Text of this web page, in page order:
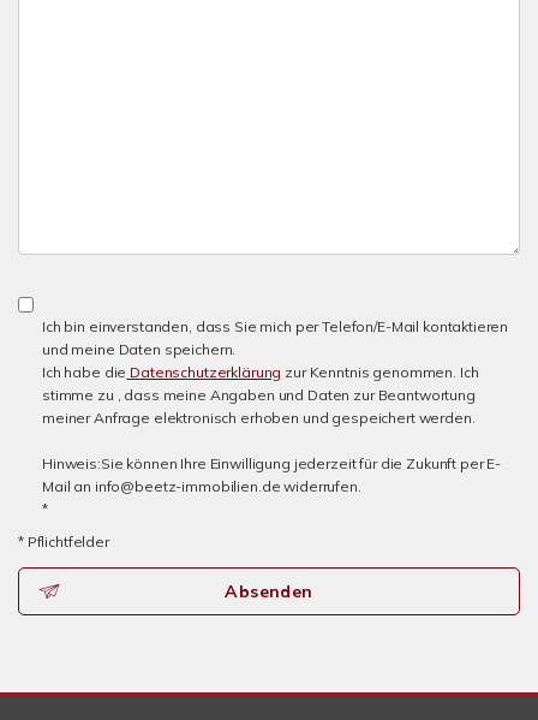
Ich bin einverstanden, dass Sie mich per Telefon/E-Mail kontaktieren
und meine Daten speichern.
Ich habe die Datenschutzerklärung zur Kenntnis genommen. Ich
stimme zu , dass meine Angaben und Daten zur Beantwortung
meiner Anfrage elektronisch erhoben und gespeichert werden.
Hinweis:Sie können Ihre Einwilligung jederzeit für die Zukunft per E-
Mail an info@beetz-immobilien.de widerrufen.
*
* Pflichtfelder
Absenden